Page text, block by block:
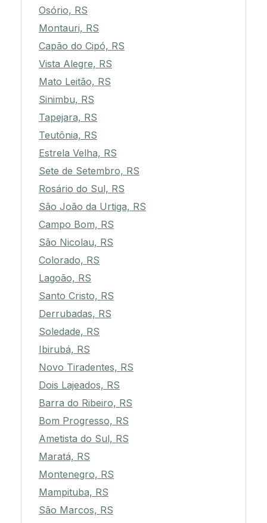
Osório, RS
Montauri, RS
Capão do Cipó, RS
Vista Alegre, RS
Mato Leitão, RS
Sinimbu, RS
Tapejara, RS
Teutônia, RS
Estrela Velha, RS
Sete de Setembro, RS
Rosário do Sul, RS
São João da Urtiga, RS
Campo Bom, RS
São Nicolau, RS
Colorado, RS
Lagoão, RS
Santo Cristo, RS
Derrubadas, RS
Soledade, RS
Ibirubá, RS
Novo Tiradentes, RS
Dois Lajeados, RS
Barra do Ribeiro, RS
Bom Progresso, RS
Ametista do Sul, RS
Maratá, RS
Montenegro, RS
Mampituba, RS
São Marcos, RS